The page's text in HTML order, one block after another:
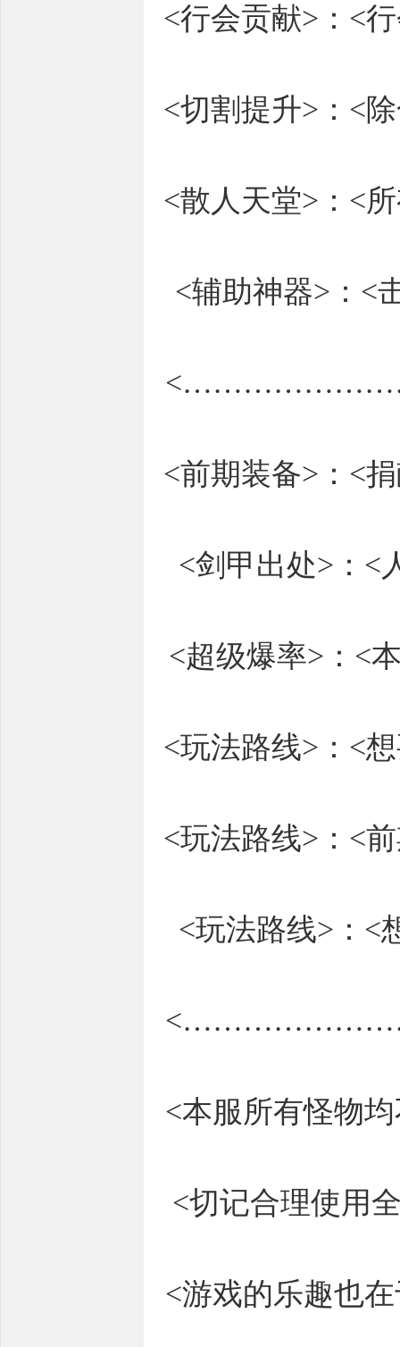
<行会贡献>：<
<切割提升>：<
<散人天堂>：<
<辅助神器>：<
<前期装备>：<
<剑甲出处>：<
<超级爆率>：<
<玩法路线>：<
<玩法路线>：<
<玩法路线>：<
<本服所有怪物
<切记合理使用
<游戏的乐趣也